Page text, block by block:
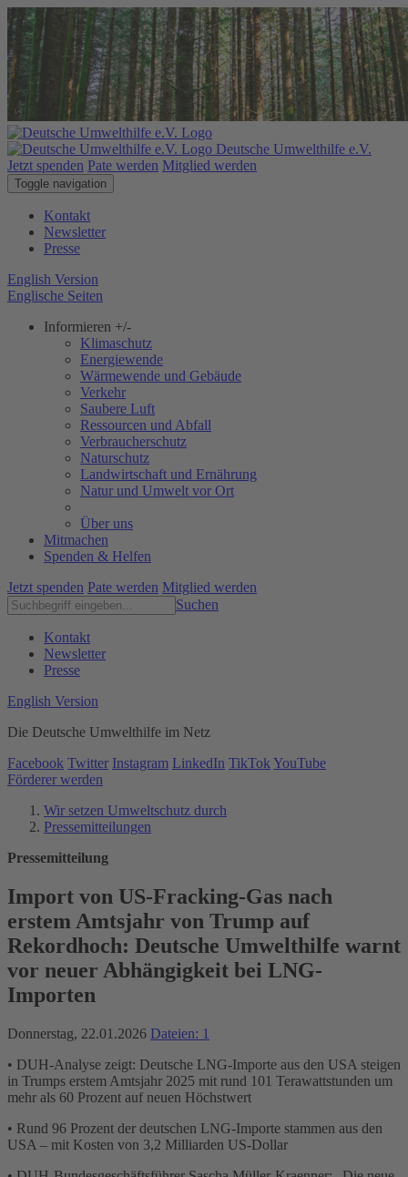
Deutsche Umwelthilfe e.V.
Jetzt spenden Pate werden Mitglied werden
Toggle navigation
Kontakt
Newsletter
Presse
English Version
Englische Seiten
Informieren +/-
Klimaschutz
Energiewende
Wärmewende und Gebäude
Verkehr
Saubere Luft
Ressourcen und Abfall
Verbraucherschutz
Naturschutz
Landwirtschaft und Ernährung
Natur und Umwelt vor Ort
Über uns
Mitmachen
Spenden & Helfen
Jetzt spenden Pate werden Mitglied werden
Suchen
Kontakt
Newsletter
Presse
English Version
Die Deutsche Umwelthilfe im Netz
Facebook Twitter Instagram LinkedIn TikTok YouTube
Förderer werden
Wir setzen Umweltschutz durch
Pressemitteilungen
Pressemitteilung
Import von US-Fracking-Gas nach
erstem Amtsjahr von Trump auf
Rekordhoch: Deutsche Umwelthilfe warnt
vor neuer Abhängigkeit bei LNG-
Importen
Donnerstag, 22.01.2026 Dateien: 1
• DUH-Analyse zeigt: Deutsche LNG-Importe aus den USA steigen
in Trumps erstem Amtsjahr 2025 mit rund 101 Terawattstunden um
mehr als 60 Prozent auf neuen Höchstwert
• Rund 96 Prozent der deutschen LNG-Importe stammen aus den
USA – mit Kosten von 3,2 Milliarden US-Dollar